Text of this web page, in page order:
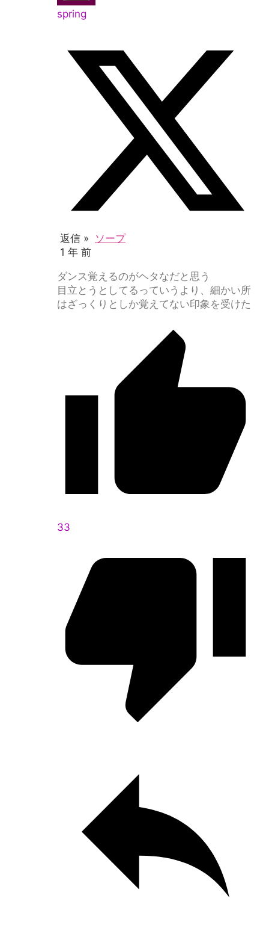
spring
返信 » ソープ
1 年 前
ダンス覚えるのがヘタなだと思う
目立とうとしてるっていうより、細かい所
はざっくりとしか覚えてない印象を受けた
33